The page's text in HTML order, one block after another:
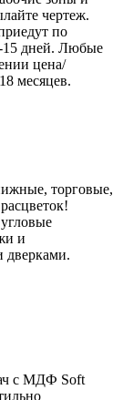
чертеж.
по
15 дней. Любые
цена/
месяцев.
торговые,
и
с МДФ Soft